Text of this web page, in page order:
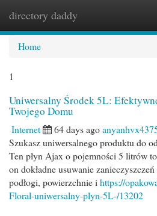
directory daddy
Home
1
Uniwersalny Środek 5L:
Twojego Domu
Internet 64 days ago
Szukasz uniwersalnego produktu do
Ten płyn Ajax o pojemności 5 litrów
on dokładne usuwanie
podłogi, powierzchnie i https://
Floral-uniwersalny-plyn-5L-/13202